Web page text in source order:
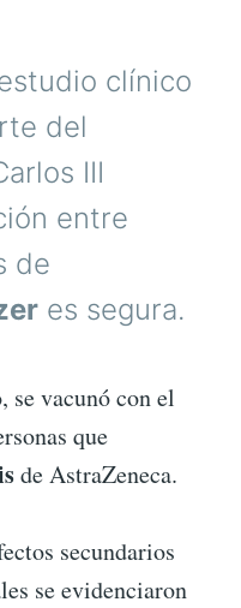
clínico
del
III
entre
de
es segura.
se vacunó con el
que
de AstraZeneca.
secundarios
se evidenciaron